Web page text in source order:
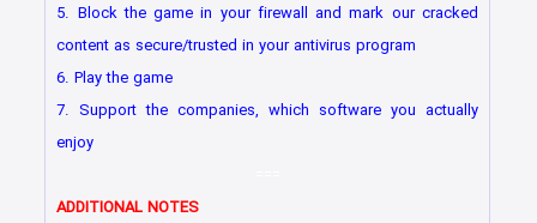
5. Block the game in your firewall and mark our cracked
content as secure/trusted in your antivirus program
6. Play the game
7. Support the companies, which software you actually
enjoy
ADDITIONAL NOTES